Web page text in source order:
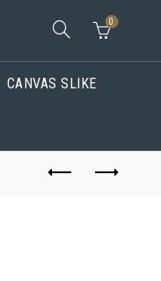
0
CANVAS SLIKE